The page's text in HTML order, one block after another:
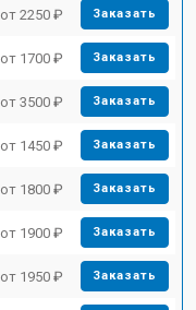
от 2250 ₽ Заказать
от 1700 ₽ Заказать
от 3500 ₽ Заказать
от 1450 ₽ Заказать
от 1800 ₽ Заказать
от 1900 ₽ Заказать
от 1950 ₽ Заказать